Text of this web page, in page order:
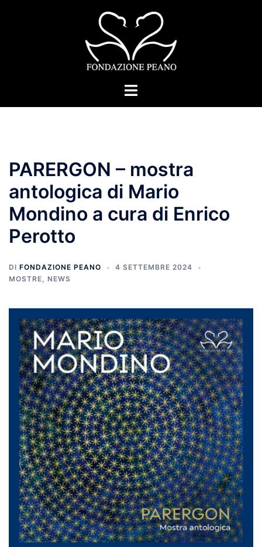
Mostra/Nascondi
PARERGON – mostra
antologica di Mario
Mondino a cura di Enrico
Perotto
DI FONDAZIONE PEANO
4 SETTEMBRE 2024
MOSTRE, NEWS